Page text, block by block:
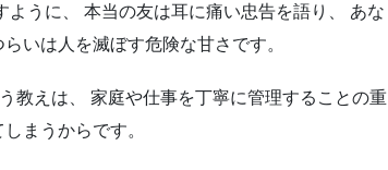
うに、 本当の友は耳に痛い忠告を語り、 あな
いは人を滅ぼす危険な甘さです。
教えは、 家庭や仕事を丁寧に管理することの重
まうからです。